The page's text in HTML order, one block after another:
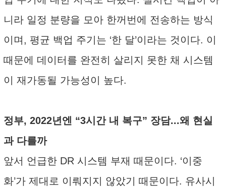
니라 일정 분량을 모아 한꺼번에 전송하는 방식
이며, 평균 백업 주기는 ‘한 달’이라는 것이다. 이
때문에 데이터를 완전히 살리지 못한 채 시스템
이 재가동될 가능성이 높다.
정부, 2022년엔 “3시간 내 복구” 장담...왜 현실
과 다를까
앞서 언급한 DR 시스템 부재 때문이다. ‘이중
화’가 제대로 이뤄지지 않았기 때문이다. 유사시